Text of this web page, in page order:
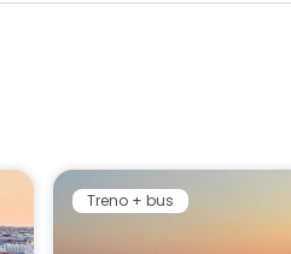
Treno + bus